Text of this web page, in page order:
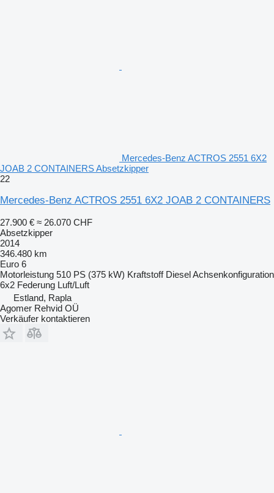
Mercedes-Benz ACTROS 2551 6X2
JOAB 2 CONTAINERS Absetzkipper
22
Mercedes-Benz ACTROS 2551 6X2 JOAB 2 CONTAINERS
27.900 € ≈ 26.070 CHF
Absetzkipper
2014
346.480 km
Euro 6
Motorleistung 510 PS (375 kW) Kraftstoff DieselAchsenkonfiguration
6x2 Federung Luft/Luft
Estland, Rapla
Agomer Rehvid OÜ
Verkäufer kontaktieren